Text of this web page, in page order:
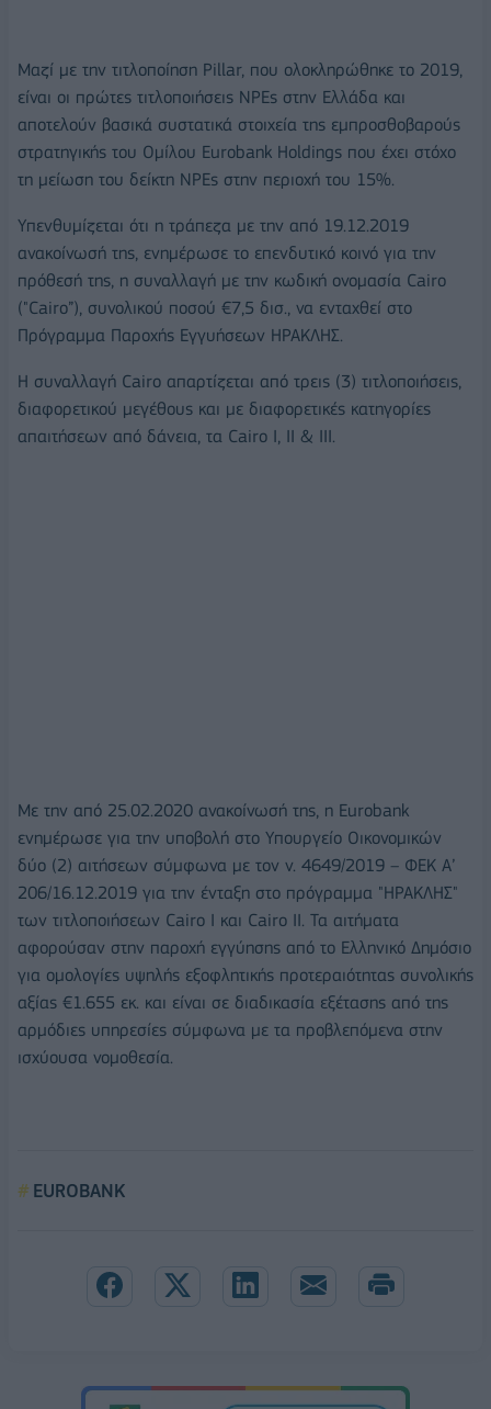
Μαζί με την τιτλοποίηση Pillar, που ολοκληρώθηκε το 2019,
είναι οι πρώτες τιτλοποιήσεις NPEs στην Ελλάδα και
αποτελούν βασικά συστατικά στοιχεία της εμπροσθοβαρούς
στρατηγικής του Ομίλου Eurobank Holdings που έχει στόχο
τη μείωση του δείκτη NPEs στην περιοχή του 15%.
Υπενθυμίζεται ότι η τράπεζα με την από 19.12.2019
ανακοίνωσή της, ενημέρωσε το επενδυτικό κοινό για την
πρόθεσή της, η συναλλαγή με την κωδική ονομασία Cairo
("Cairo”), συνολικού ποσού €7,5 δισ., να ενταχθεί στο
Πρόγραμμα Παροχής Εγγυήσεων ΗΡΑΚΛΗΣ.
Η συναλλαγή Cairo απαρτίζεται από τρεις (3) τιτλοποιήσεις,
διαφορετικού μεγέθους και με διαφορετικές κατηγορίες
απαιτήσεων από δάνεια, τα Cairo I, II & III.
Με την από 25.02.2020 ανακοίνωσή της, η Eurobank
ενημέρωσε για την υποβολή στο Υπουργείο Οικονομικών
δύο (2) αιτήσεων σύμφωνα με τον ν. 4649/2019 – ΦΕΚ Α’
206/16.12.2019 για την ένταξη στο πρόγραμμα "ΗΡΑΚΛΗΣ"
των τιτλοποιήσεων Cairo Ι και Cairo ΙΙ. Τα αιτήματα
αφορούσαν στην παροχή εγγύησης από το Ελληνικό Δημόσιο
για ομολογίες υψηλής εξοφλητικής προτεραιότητας συνολικής
αξίας €1.655 εκ. και είναι σε διαδικασία εξέτασης από της
αρμόδιες υπηρεσίες σύμφωνα με τα προβλεπόμενα στην
ισχύουσα νομοθεσία.
EUROBANK